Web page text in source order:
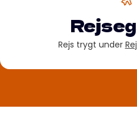
Rejs trygt under